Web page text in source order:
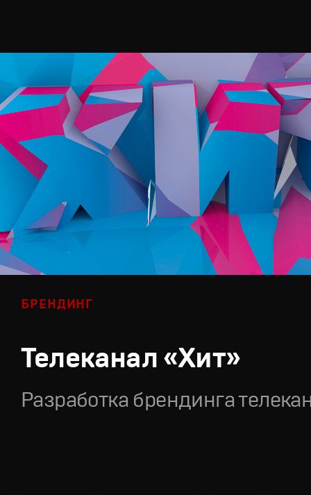
БРЕНДИНГ
Телеканал «Хит»
Разработка брендинга